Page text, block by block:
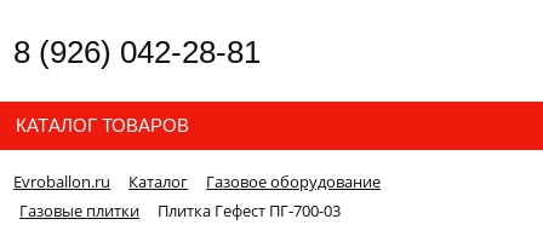
8 (926) 042-28-81
КАТАЛОГ ТОВАРОВ
Evroballon.ru Каталог
Газовое оборудование
Газовые плитки
Плитка Гефест ПГ-700-03